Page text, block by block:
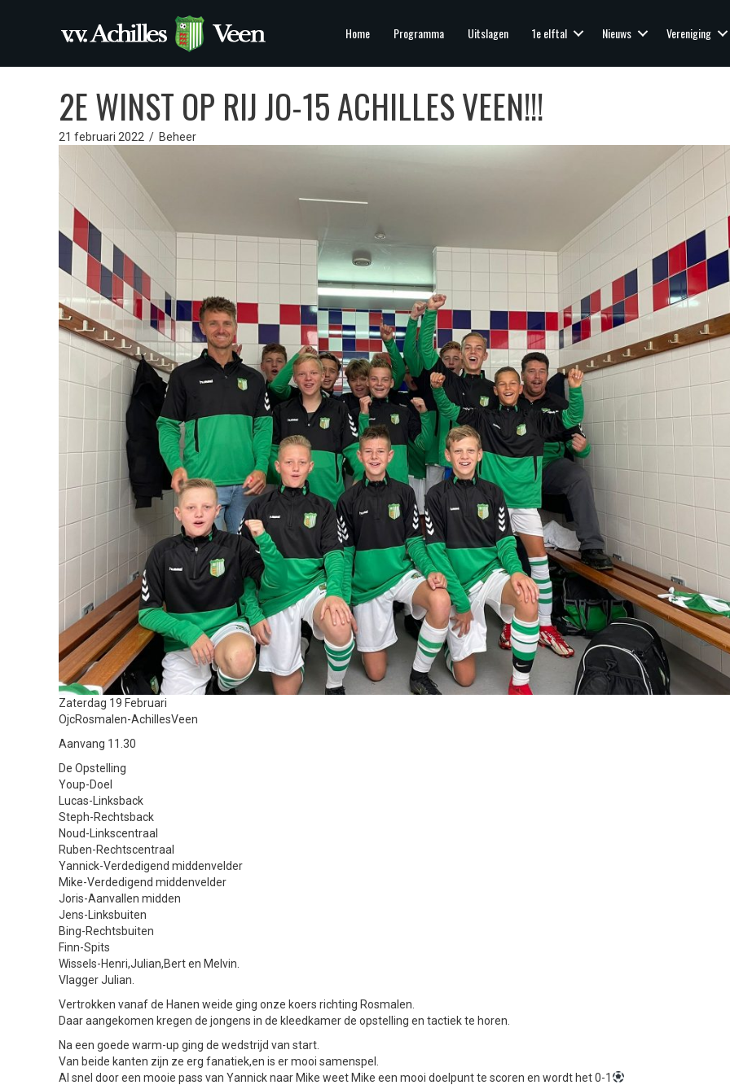
Home Programma Uitslagen 1e elftal Nieuws Vereniging
2E WINST OP RIJ JO-15 ACHILLES VEEN!!!
21 februari 2022 / Beheer
Zaterdag 19 Februari
OjcRosmalen-AchillesVeen
Aanvang 11.30
De Opstelling
Youp-Doel
Lucas-Linksback
Steph-Rechtsback
Noud-Linkscentraal
Ruben-Rechtscentraal
Yannick-Verdedigend middenvelder
Mike-Verdedigend middenvelder
Joris-Aanvallen midden
Jens-Linksbuiten
Bing-Rechtsbuiten
Finn-Spits
Wissels-Henri,Julian,Bert en Melvin.
Vlagger Julian.
Vertrokken vanaf de Hanen weide ging onze koers richting Rosmalen.
Daar aangekomen kregen de jongens in de kleedkamer de opstelling en tactiek te horen.
Na een goede warm-up ging de wedstrijd van start.
Van beide kanten zijn ze erg fanatiek,en is er mooi samenspel.
Al snel door een mooie pass van Yannick naar Mike weet Mike een mooi doelpunt te scoren en wordt het 0-1